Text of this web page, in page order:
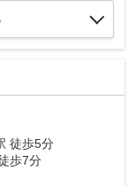
徒歩5分
歩7分